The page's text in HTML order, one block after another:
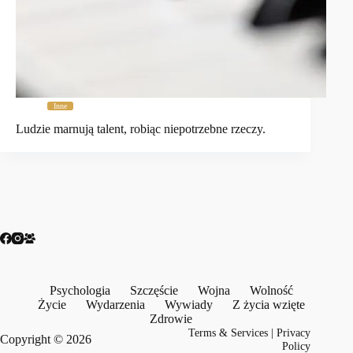
Inne
Ludzie marnują talent, robiąc niepotrzebne rzeczy.
Psychologia Szczęście Wojna
Wolność
Życie
Wydarzenia Wywiady
Z życia wzięte
Zdrowie
Copyright © 2026
Terms & Services |Privacy
Policy